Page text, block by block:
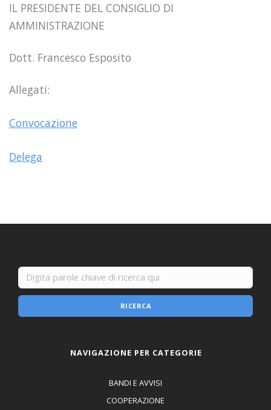
IL PRESIDENTE DEL CONSIGLIO DI
AMMINISTRAZIONE
Dott. Francesco Esposito
Allegati:
Convocazione
Delega
RICERCA
NAVIGAZIONE PER CATEGORIE
BANDI E AVVISI
COOPERAZIONE